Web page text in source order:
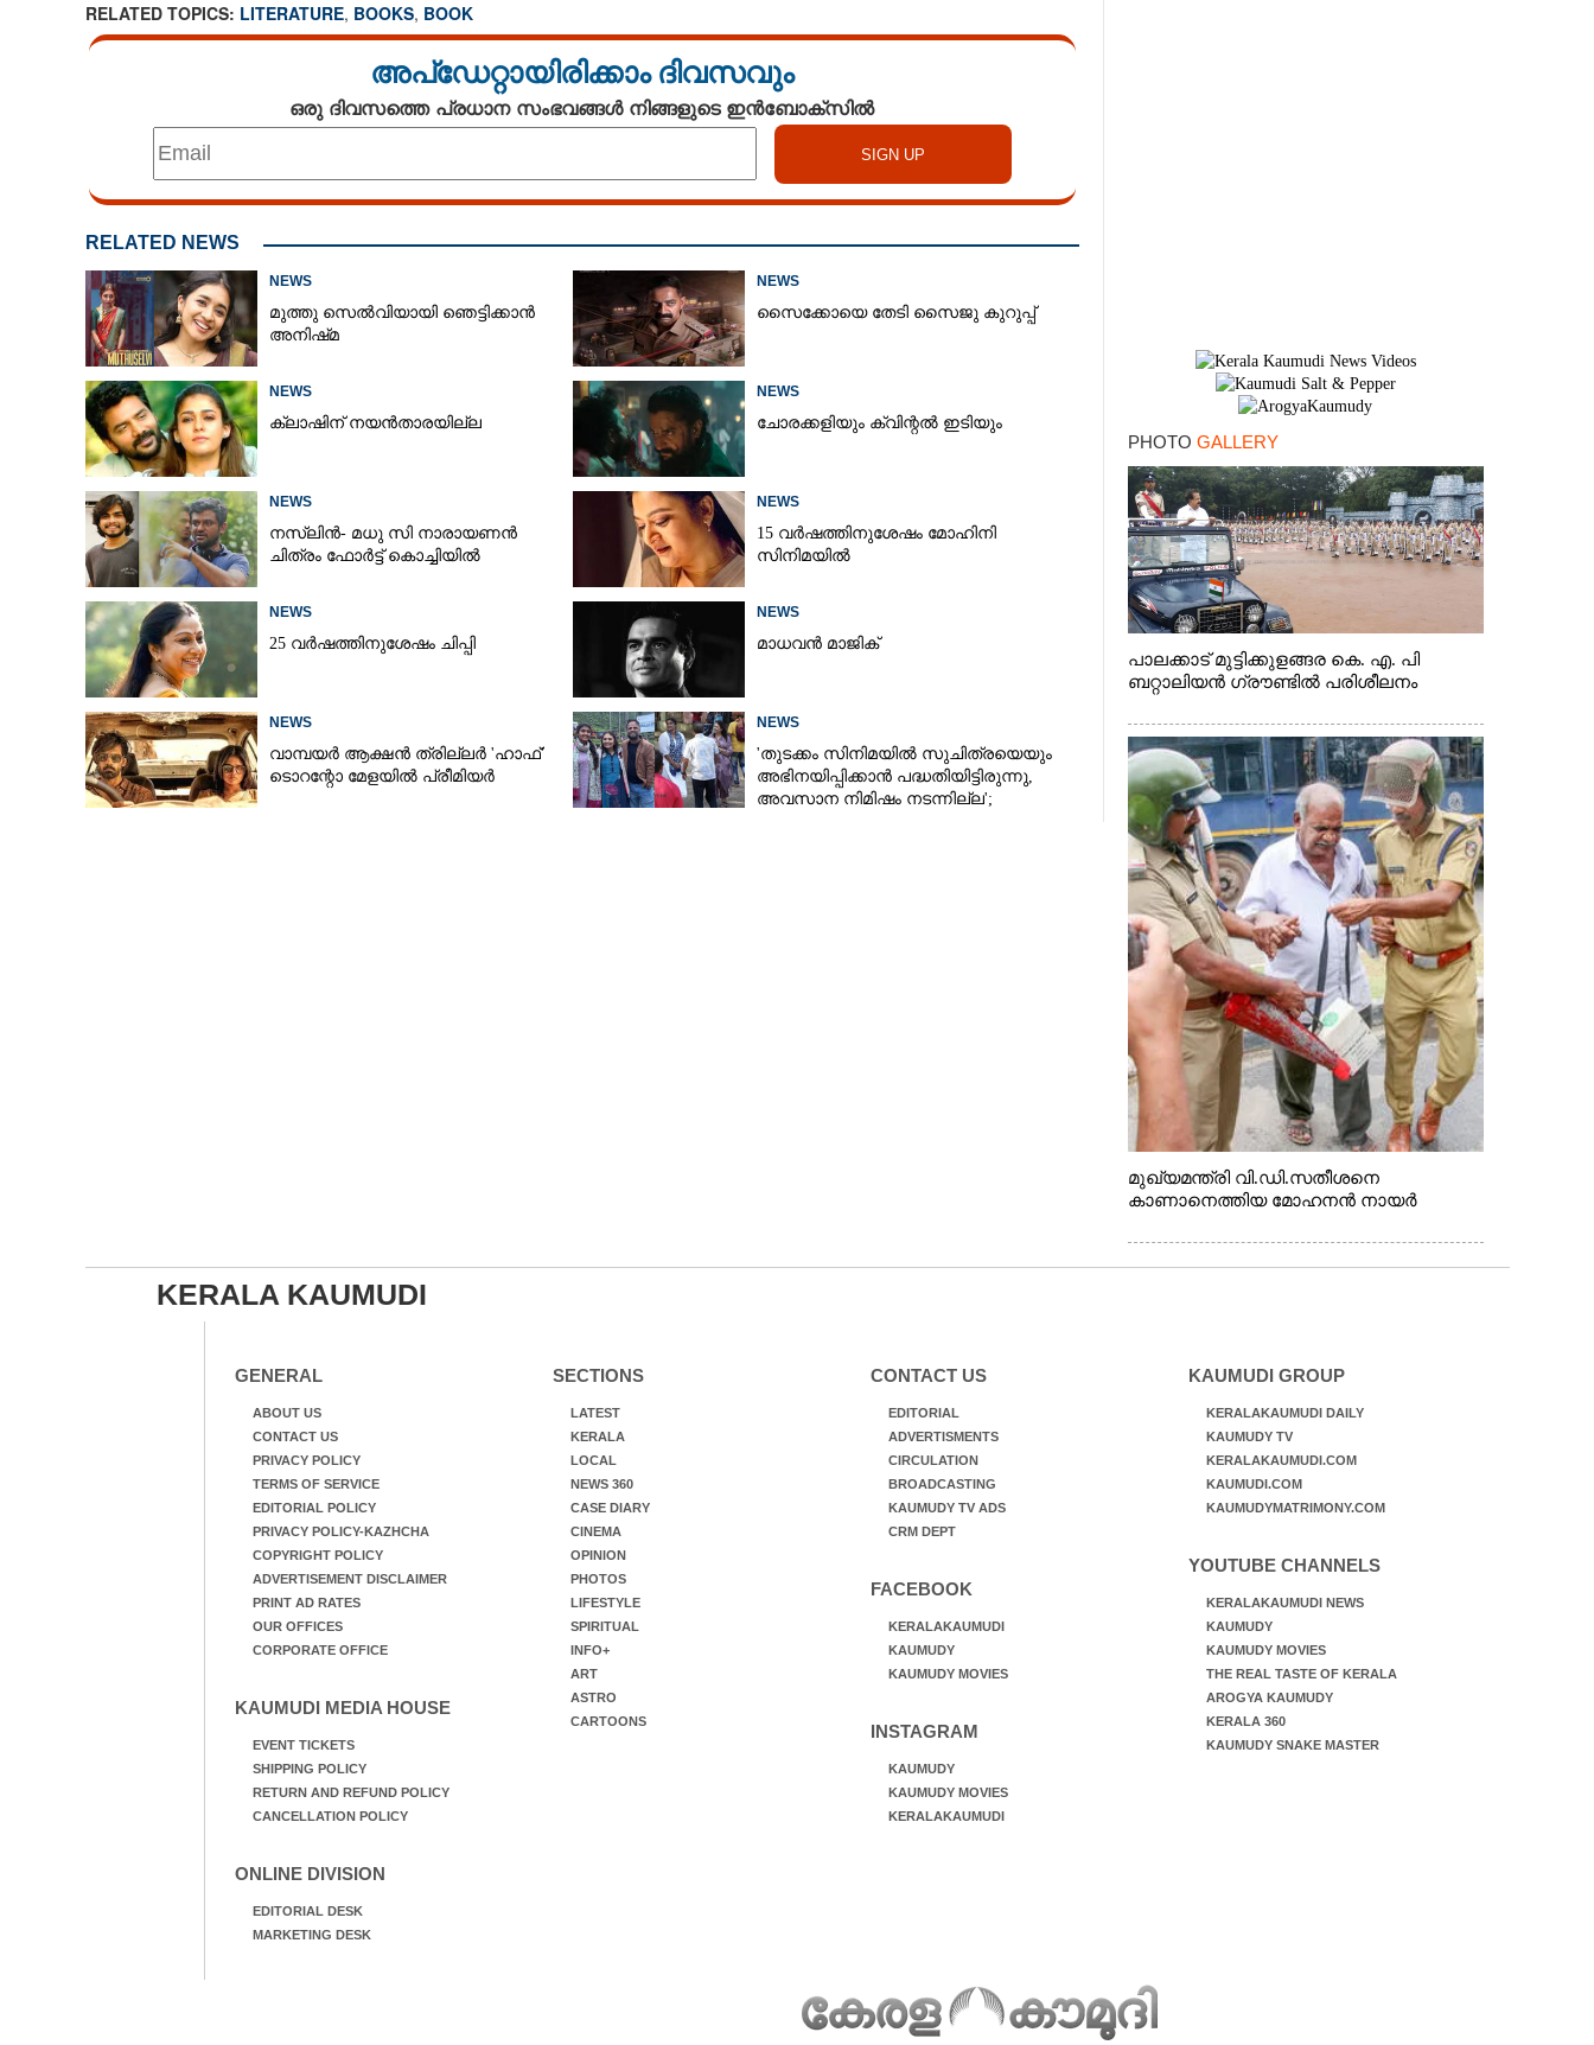
RELATED TOPICS: LITERATURE, BOOKS, BOOK
അപ്ഡേറ്റായിരിക്കാം ദിവസവും
ഒരു ദിവസത്തെ പ്രധാന സംഭവങ്ങൾ നിങ്ങളുടെ ഇൻബോക്സിൽ
RELATED NEWS
NEWS
മുത്തു സെൽവിയായി ഞെട്ടിക്കാൻ
അനിഷ്‌മ
NEWS
സൈക്കോയെ തേടി സൈജു കുറുപ്പ്
NEWS
ക്ലാഷിന് നയൻതാരയില്ല
NEWS
ചോരക്കളിയും ക്വിന്റൽ ഇടിയും
NEWS
നസ്ലിൻ- മധു സി നാരായണൻ
ചിത്രം ഫോർട്ട് കൊച്ചിയിൽ
NEWS
15 വർഷത്തിനുശേഷം മോഹിനി
സിനിമയിൽ
NEWS
25 വർഷത്തിനുശേഷം ചിപ്പി
NEWS
മാധവൻ മാജിക്
NEWS
വാമ്പയർ ആക്ഷൻ ത്രില്ലർ 'ഹാഫ്'
ടൊറന്റോ മേളയിൽ പ്രീമിയർ
NEWS
'തുടക്കം സിനിമയിൽ സുചിത്രയെയും
അഭിനയിപ്പിക്കാൻ പദ്ധതിയിട്ടിരുന്നു,​
അവസാന നിമിഷം നടന്നില്ല';
PHOTO GALLERY
പാലക്കാട് മുട്ടിക്കുളങ്ങര കെ. എ. പി
ബറ്റാലിയൻ ഗ്രൗണ്ടിൽ പരിശീലനം
മുഖ്യമന്ത്രി വി.ഡി.സതീശനെ
കാണാനെത്തിയ മോഹനൻ നായർ
KERALA KAUMUDI
GENERAL
ABOUT US
CONTACT US
PRIVACY POLICY
TERMS OF SERVICE
EDITORIAL POLICY
PRIVACY POLICY-KAZHCHA
COPYRIGHT POLICY
ADVERTISEMENT DISCLAIMER
PRINT AD RATES
OUR OFFICES
CORPORATE OFFICE
KAUMUDI MEDIA HOUSE
EVENT TICKETS
SHIPPING POLICY
RETURN AND REFUND POLICY
CANCELLATION POLICY
ONLINE DIVISION
EDITORIAL DESK
MARKETING DESK
SECTIONS
LATEST
KERALA
LOCAL
NEWS 360
CASE DIARY
CINEMA
OPINION
PHOTOS
LIFESTYLE
SPIRITUAL
INFO+
ART
ASTRO
CARTOONS
CONTACT US
EDITORIAL
ADVERTISMENTS
CIRCULATION
BROADCASTING
KAUMUDY TV ADS
CRM DEPT
FACEBOOK
KERALAKAUMUDI
KAUMUDY
KAUMUDY MOVIES
INSTAGRAM
KAUMUDY
KAUMUDY MOVIES
KERALAKAUMUDI
KAUMUDI GROUP
KERALAKAUMUDI DAILY
KAUMUDY TV
KERALAKAUMUDI.COM
KAUMUDI.COM
KAUMUDYMATRIMONY.COM
YOUTUBE CHANNELS
KERALAKAUMUDI NEWS
KAUMUDY
KAUMUDY MOVIES
THE REAL TASTE OF KERALA
AROGYA KAUMUDY
KERALA 360
KAUMUDY SNAKE MASTER
ലണ്ടനിലെ ടൈം ലെജൻഡ് ഗ്രൂപ്പ് രണ്ട്
മൊഴിമാറ്റി പുറത്തിറക്കി
Share this link